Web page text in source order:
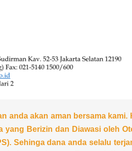
anda akan aman bersama
Berizin dan Diawasi oleh
Sehinga dana anda selalu